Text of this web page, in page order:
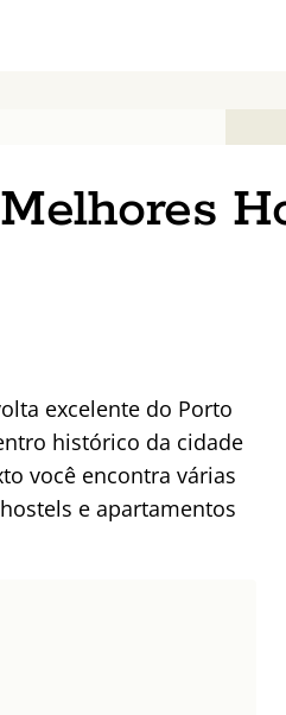
excelente do Porto
histórico da cidade
você encontra várias
e apartamentos